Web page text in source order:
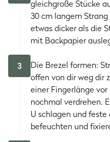
gleichgroße Stücke
30 cm langem
etwas dicker als die
mit Backpapier
3
Die Brezel formen:
offen von dir weg dir
einer Fingerlänge
nochmal verdrehen.
U schlagen und
befeuchten und